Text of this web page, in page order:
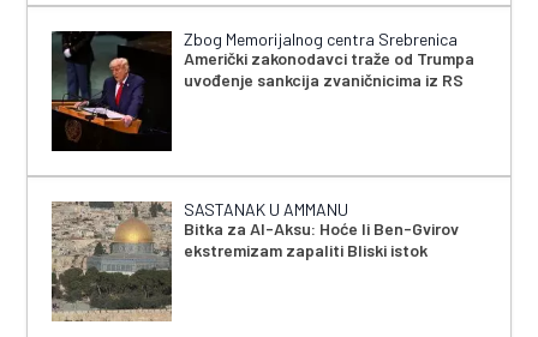
Zbog Memorijalnog centra Srebrenica
Američki zakonodavci traže od Trumpa
uvođenje sankcija zvaničnicima iz RS
SASTANAK U AMMANU
Bitka za Al-Aksu: Hoće li Ben-Gvirov
ekstremizam zapaliti Bliski istok